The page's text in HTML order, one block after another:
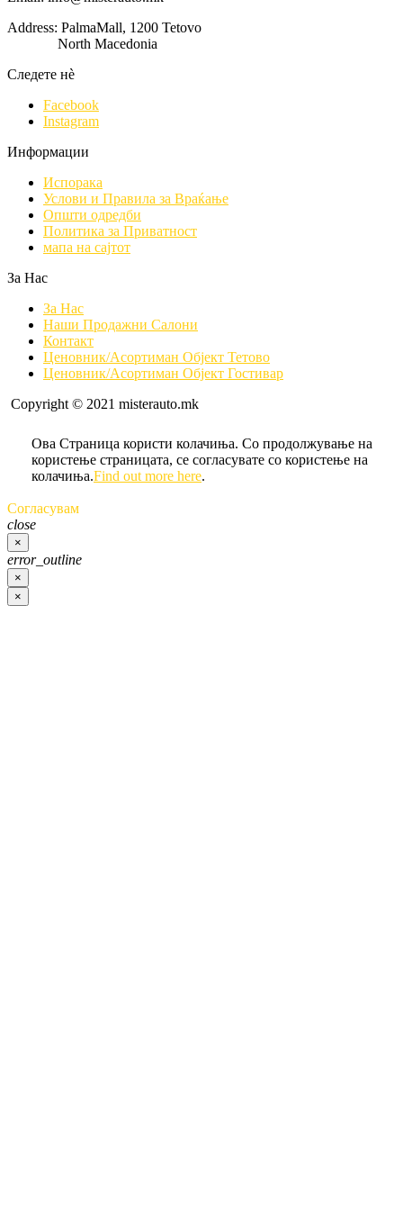
Address: PalmaMall, 1200 Tetovo
North Macedonia
Следете нè
Facebook
Instagram
Информации
Испорака
Услови и Правила за Враќање
Општи одредби
Политика за Приватност
мапа на сајтот
За Нас
За Нас
Наши Продажни Салони
Контакт
Ценовник/Асортиман Објект Тетово
Ценовник/Асортиман Објект Гостивар
Copyright © 2021 misterauto.mk
Ова Страница користи колачиња. Со продолжување на
користење страницата, се согласувате со користење на
колачиња.Find out more here.
Согласувам
close
×
error_outline
×
×